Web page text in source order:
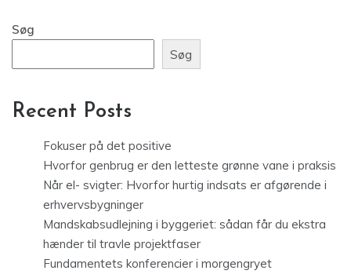
Søg
Søg
Recent Posts
Fokuser på det positive
Hvorfor genbrug er den letteste grønne vane i praksis
Når el- svigter: Hvorfor hurtig indsats er afgørende i
erhvervsbygninger
Mandskabsudlejning i byggeriet: sådan får du ekstra
hænder til travle projektfaser
Fundamentets konferencier i morgengryet